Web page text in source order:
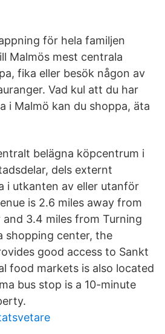
för hela familjen
Malmös mest centrala
fika eller besök någon av
Vad kul att du har
i Malmö kan du shoppa, äta
belägna köpcentrum i
dels externt
i utkanten av eller utanför
is 2.6 miles away from
3.4 miles from Turning
shopping center, the
good access to Sankt
food markets is also located
bus stop is a 10-minute